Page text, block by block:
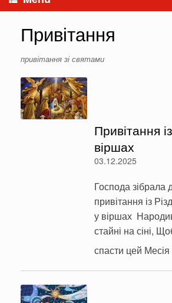
Привітання
привітання зі святами
Привітання
віршах
03.12.2025
Господа зібрала
привітання із
у віршах
стайні на сіні,
спасти цей